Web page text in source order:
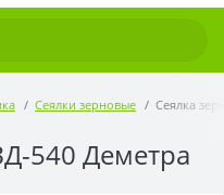
Сеялки зерновые Сеялка
540 Деметра